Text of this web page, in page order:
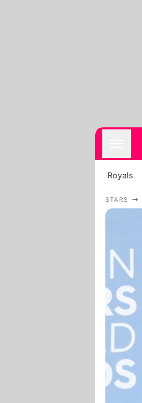
Royals
STARS